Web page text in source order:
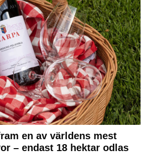
en av världens mest
– endast 18 hektar odlas